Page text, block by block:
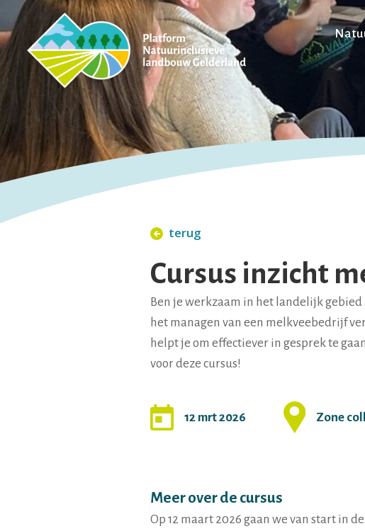
terug
Cursus inzicht
Ben je werkzaam in het landelijk
het managen van een melkveebedrijf
helpt je om effectiever in gesprek te
voor deze cursus!
12 mrt 2026 Zone
Meer over de cursus
Op 12 maart 2026 gaan we van start in